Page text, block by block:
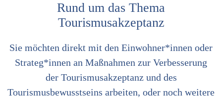
Rund um das Thema
Tourismusakzeptanz
Sie möchten direkt mit den Einwohner*innen oder
Strateg*innen an Maßnahmen zur Verbesserung
der Tourismusakzeptanz und des
Tourismusbewusstseins arbeiten, oder noch weitere
Fakten
um
den
Tourismus